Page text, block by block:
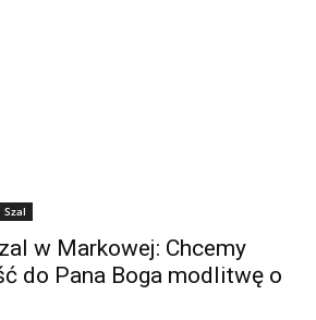
Szal
w Markowej: Chcemy
do Pana Boga modlitwę o